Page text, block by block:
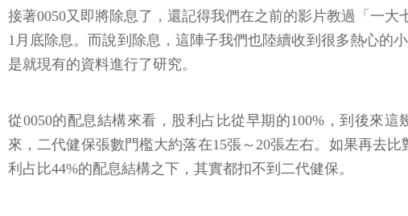
接著0050又即將除息了，還記得我們在之前的影片教過「一
1月底除息。而說到除息，這陣子我們也陸續收到很多熱心的
是就現有的資料進行了研究。
從0050的配息結構來看，股利占比從早期的100%，到後來
來，二代健保張數門檻大約落在15張～20張左右。如果再去
利占比44%的配息結構之下，其實都扣不到二代健保。